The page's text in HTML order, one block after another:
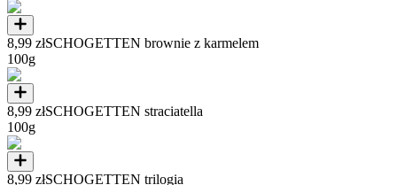
8,99 złSCHOGETTEN brownie z karmelem
100g
8,99 złSCHOGETTEN straciatella
100g
8,99 złSCHOGETTEN trilogia